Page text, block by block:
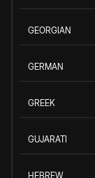
GEORGIAN
GERMAN
GREEK
GUJARATI
HEBREW